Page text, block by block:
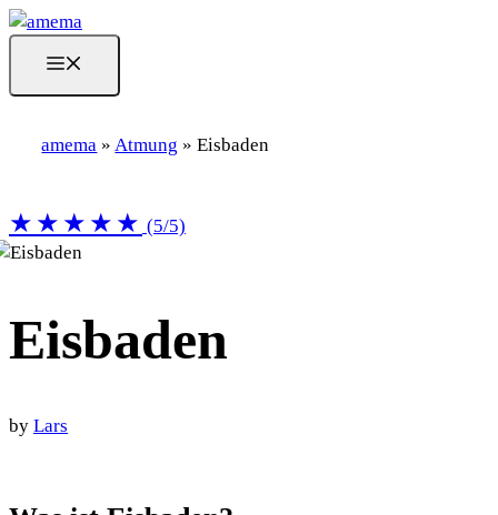
Skip
to
content
amema »Atmung »Eisbaden
★★★★★ (5/5)
Eisbaden
by Lars